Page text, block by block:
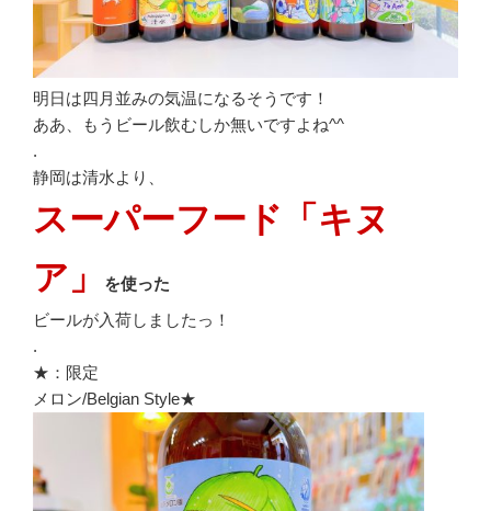
明日は四月並みの気温になるそうです！
ああ、もうビール飲むしか無いですよね^^
.
静岡は清水より、
スーパーフード「キヌ
ア」
を使った
ビールが入荷しましたっ！
.
★：限定
メロン/Belgian Style★